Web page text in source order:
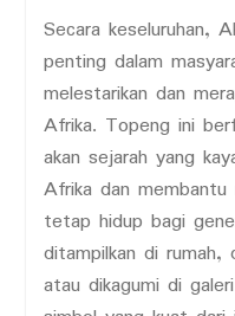
Secara keseluruhan,
penting dalam
melestarikan dan
Afrika. Topeng ini
akan sejarah yang
Afrika dan
tetap hidup bagi
ditampilkan di rumah,
atau dikagumi di